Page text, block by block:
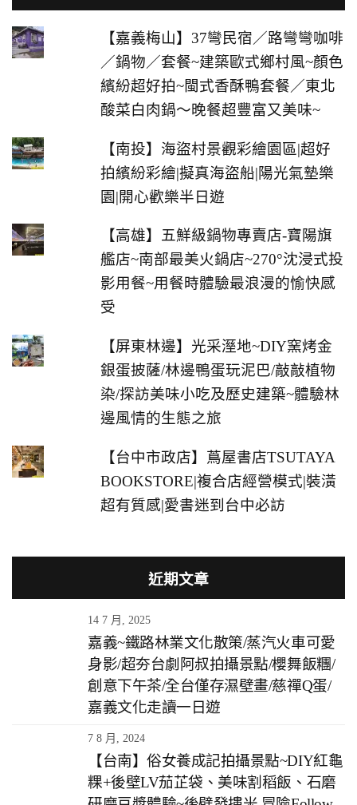
【嘉義梅山】37彎民宿／路彎彎咖啡
／鍋物／套餐~建築歐式鄉村風~顏色
繽紛超好拍~閩式香酥鴨套餐／東北
酸菜白肉鍋～晚餐超豐富又美味~
【南投】海盜村景觀彩繪園區|超好
拍繽紛彩繪|擬真海盜船|陽光氣墊樂
園|開心歡樂半日遊
【高雄】五鮮級鍋物專賣店-寶陽旗
艦店~南部最美火鍋店~270°沈浸式投
影用餐~用餐時體驗最浪漫的愉快感
受
【屏東林邊】光采溼地~DIY窯烤金
銀蛋披薩/林邊鴨蛋玩泥巴/敲敲植物
染/探訪美味小吃及歷史建築~體驗林
邊風情的生態之旅
【台中市政店】蔦屋書店TSUTAYA
BOOKSTORE|複合店經營模式|裝潢
超有質感|愛書迷到台中必訪
近期文章
14 7 月, 2025
嘉義~鐵路林業文化散策/蒸汽火車可愛
身影/超夯台劇阿叔拍攝景點/櫻舞飯糰/
創意下午茶/全台僅存濕壁畫/慈禪Q蛋/
嘉義文化走讀一日遊
7 8 月, 2024
【台南】俗女養成記拍攝景點~DIY紅龜
粿+後壁LV茄芷袋、美味割稻飯、石磨